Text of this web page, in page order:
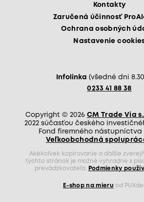
Kontakty
Zaručená účinnosť
Ochrana osobných
Nastavenie
Infolinka (všedné dni
0233 41 88 38
Copyright © 2026 CM Trade Via s.
2022 súčasťou českého
Fond firemného nástupníctva
Veľkoobchodná
Akékoľvek kopírovanie a ďalšie
týchto stránok je možné výhradne s
prevádzkovateľa.
Podmienky
E-shop na mieru od